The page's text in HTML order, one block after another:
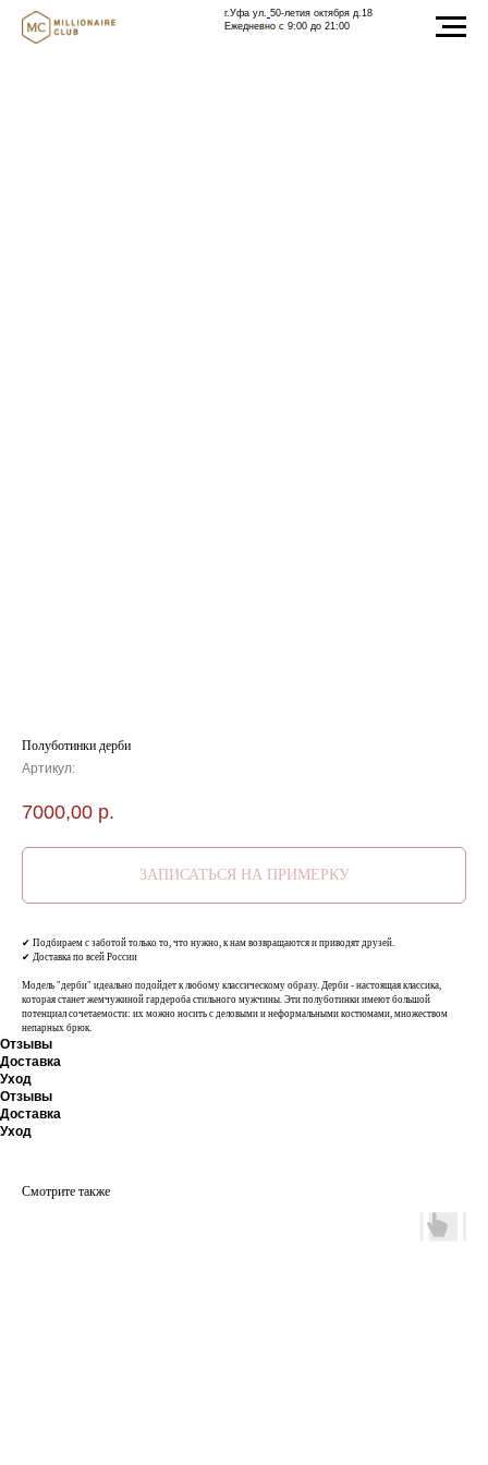
г.Уфа ул. 50-летия октября д.18
Ежедневно с 9:00 до 21:00
Полуботинки дерби
Артикул:
7000,00 р.
ЗАПИСАТЬСЯ НА ПРИМЕРКУ
✔ Подбираем с заботой только то, что нужно, к нам возвращаются и приводят друзей.
✔ Доставка по всей России
Модель "дерби" идеально подойдет к любому классическому образу. Дерби - настоящая классика,
которая станет жемчужиной гардероба стильного мужчины. Эти полуботинки имеют большой
потенциал сочетаемости: их можно носить с деловыми и неформальными костюмами, множеством
непарных брюк.
Отзывы
Доставка
Уход
Отзывы
Доставка
Уход
Смотрите также